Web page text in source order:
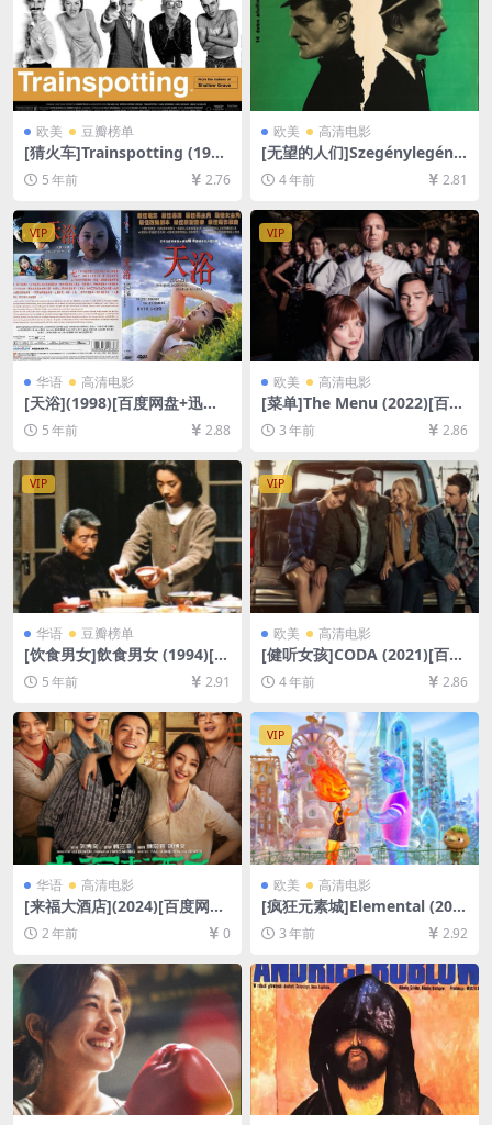
欧美 豆瓣榜单
[猜火车]Trainspotting (199
6)[百度网盘+迅雷云盘资源10
80P超清未删减][MP4/6.1GB]
5 年前 2.76
欧美 高清电影
[无望的人们]Szegénylegény
ek (1966)[百度网盘+迅雷云盘
资源1080P超清未删减][MP4/
4 年前 2.81
VIP
华语 高清电影
[天浴](1998)[百度网盘+迅雷
云盘资源高清未删减][MP4/5.
1GB][中文字幕]【视频文件
+防和谐压缩包（含解压密
码）】
5 年前 2.88
VIP
欧美 高清电影
[菜单]The Menu (2022)[百度
网盘+迅雷云盘资源1080P超
清未删减][MP4/7GB][中英字
幕]
3 年前 2.86
VIP
华语 豆瓣榜单
[饮食男女]飲食男女 (1994)[百
度网盘+夸克网盘+迅雷云盘资
源1080P超清未删减][MP4/7.
7GB][原声中字]
5 年前 2.91
VIP
欧美 高清电影
[健听女孩]CODA (2021)[百度
网盘+迅雷云盘资源1080P超
清未删减][MP4/7.5GB][中英
字幕]
4 年前 2.86
华语 高清电影
[来福大酒店](2024)[百度网盘
+夸克网盘1080P超清未删减
资源][网盘在线播放/下载][MP
2 年前 0
VIP
欧美 高清电影
[疯狂元素城]Elemental (202
3)[百度网盘+夸克网盘1080P
超清未删减资源][网盘在线播
幕]
3 年前 2.92